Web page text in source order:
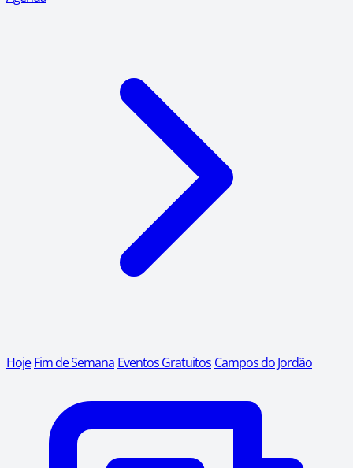
Hoje Fim de Semana Eventos Gratuitos Campos do Jordão